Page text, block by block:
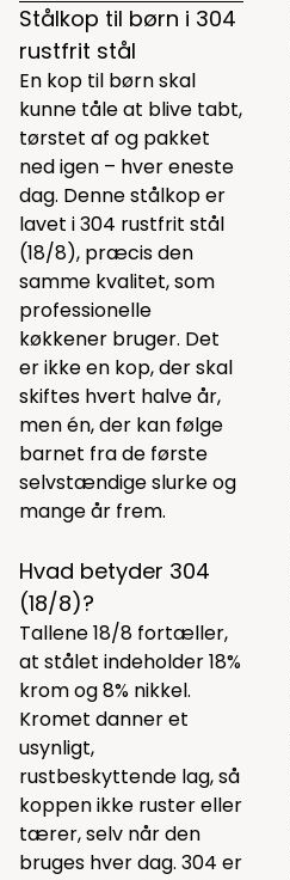
Stålkop til børn i 304
rustfrit stål
En kop til børn skal
kunne tåle at blive tabt,
tørstet af og pakket
ned igen – hver eneste
dag. Denne stålkop er
lavet i 304 rustfrit stål
(18/8), præcis den
samme kvalitet, som
professionelle
køkkener bruger. Det
er ikke en kop, der skal
skiftes hvert halve år,
men én, der kan følge
barnet fra de første
selvstændige slurke og
mange år frem.
Hvad betyder 304
(18/8)?
Tallene 18/8 fortæller,
at stålet indeholder 18%
krom og 8% nikkel.
Kromet danner et
usynligt,
rustbeskyttende lag, så
koppen ikke ruster eller
tærer, selv når den
bruges hver dag. 304 er